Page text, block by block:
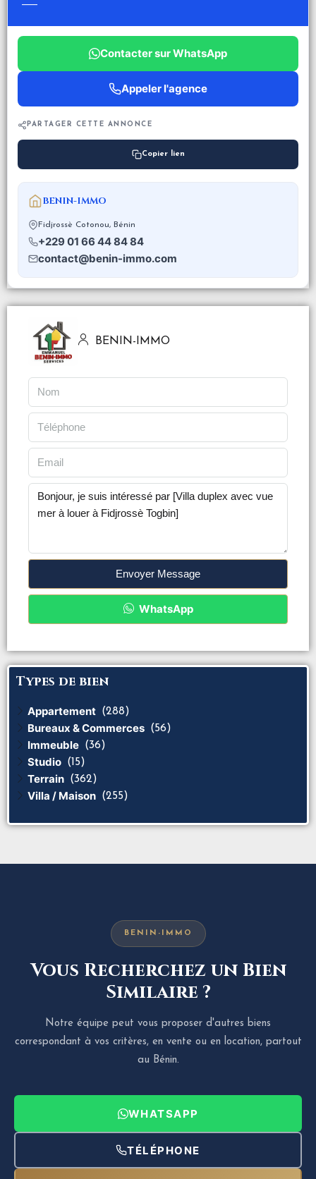
Contacter sur WhatsApp
Appeler l'agence
PARTAGER CETTE ANNONCE
Copier lien
BENIN-IMMO
Fidjrossè Cotonou, Bénin
+229 01 66 44 84 84
contact@benin-immo.com
BENIN-IMMO
Envoyer Message
WhatsApp
Types de bien
Appartement (288)
Bureaux & Commerces (56)
Immeuble (36)
Studio (15)
Terrain (362)
Villa / Maison (255)
BENIN-IMMO
Vous Recherchez un Bien
Similaire ?
Notre équipe peut vous proposer d'autres biens
correspondant à vos critères, en vente ou en location, partout
au Bénin.
WHATSAPP
TÉLÉPHONE